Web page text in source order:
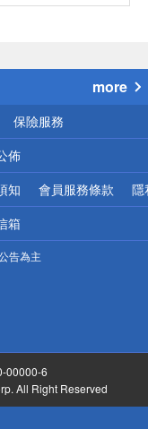
more
保險服務
佈
知 會員服務條款 隱
箱
告為主
00000-6
All Right Reserved